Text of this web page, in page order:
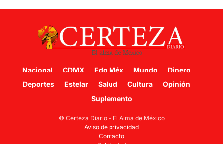
Nacional CDMX Edo Méx Mundo
Dinero
Deportes
Estelar Salud Cultura
Opinión
Suplemento
© Certeza Diario - El Alma de México
Aviso de privacidad
Contacto